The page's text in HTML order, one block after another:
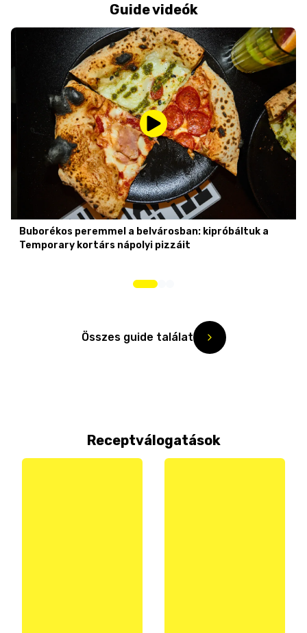
Guide videók
Buborékos peremmel a belvárosban: kipróbáltuk a
Temporary kortárs nápolyi pizzáit
Összes guide találat
Receptválogatások